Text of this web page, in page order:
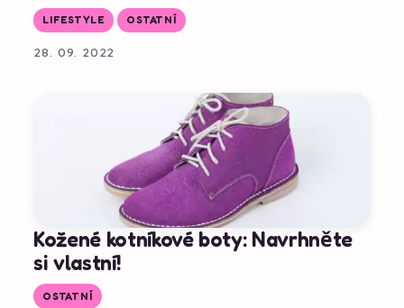
LIFESTYLE OSTATNÍ
28. 09. 2022
Kožené kotníkové boty: Navrhněte
si vlastní!
OSTATNÍ